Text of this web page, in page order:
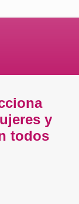
y
todos